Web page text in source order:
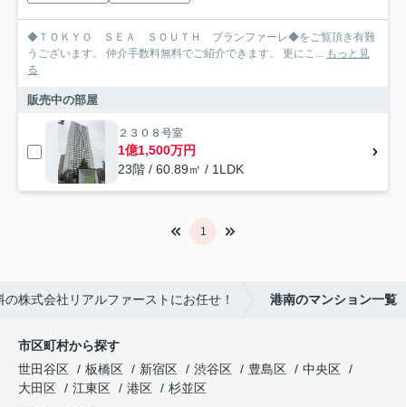
◆ＴＯＫＹＯ ＳＥＡ ＳＯＵＴＨ ブランファーレ◆をご覧頂き有難
うございます。 仲介手数料無料でご紹介できます。 更にこ... もっと見
る
販売中の部屋
２３０８号室
1億1,500万円
23階 / 60.89㎡ / 1LDK
1
株式会社リアルファーストにお任せ！ 港南のマンション一覧
市区町村から探す
世田谷区
板橋区 新宿区 渋谷区 豊島区
中央区
大田区
江東区 港区
杉並区